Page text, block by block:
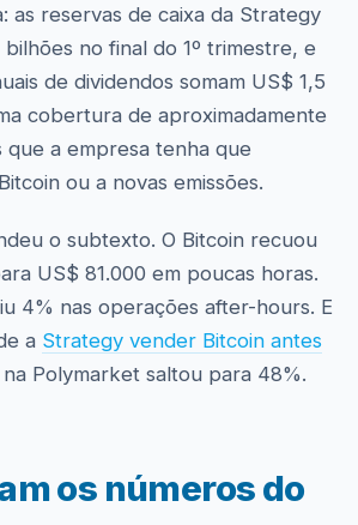
as reservas de caixa da Strategy
no final do 1º trimestre, e
de dividendos somam US$ 1,5
cobertura de aproximadamente
que a empresa tenha que
ou a novas emissões.
o subtexto. O Bitcoin recuou
US$ 81.000 em poucas horas.
4% nas operações after-hours. E
a Strategy vender Bitcoin antes
na Polymarket saltou para 48%.
os números do